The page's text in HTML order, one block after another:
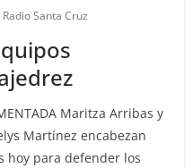
Santa Cruz
Maritza Arribas y
Martínez encabezan
hoy para defender los